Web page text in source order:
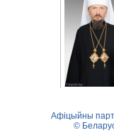
Афіцыйны
©